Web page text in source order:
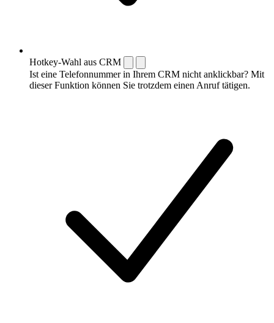
Hotkey-Wahl aus CRM
Ist eine Telefonnummer in Ihrem CRM nicht anklickbar? Mit
dieser Funktion können Sie trotzdem einen Anruf tätigen.